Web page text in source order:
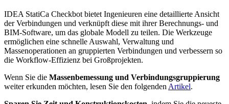
IDEA StatiCa Checkbot bietet Ingenieuren eine detaillierte Ansicht
der Verbindungen und verknüpft diese mit ihrer Berechnungs- und
BIM-Software, um das globale Modell zu teilen. Die Werkzeuge
ermöglichen eine schnelle Auswahl, Verwaltung und
Massenoperationen an gruppierten Verbindungen und verbessern so
die Workflow-Effizienz bei Großprojekten.
Wenn Sie die Massenbemessung und Verbindungsgruppierung
weiter erkunden möchten, lesen Sie den folgenden Artikel.